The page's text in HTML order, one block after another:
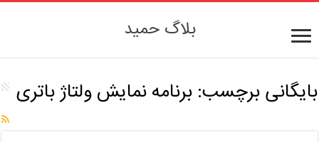
بلاگ حمید
بایگانی برچسب:برنامه نمایش ولتاژ باتری